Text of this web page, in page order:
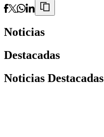
Noticias
Destacadas
Noticias Destacadas